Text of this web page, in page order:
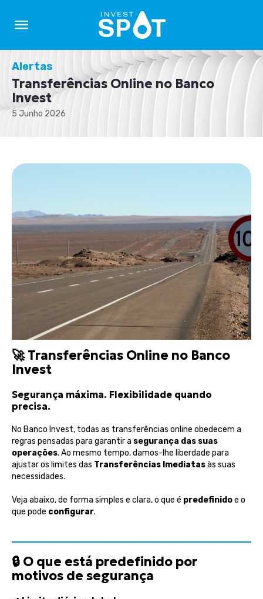
Alertas
Transferências Online no Banco
Invest
5 Junho 2026
🚀Transferências Online no Banco
Invest
Segurança máxima. Flexibilidade quando
precisa.
No Banco Invest, todas as transferências online obedecem a
regras pensadas para garantir a segurança das suas
operações. Ao mesmo tempo, damos-lhe liberdade para
ajustar os limites das Transferências Imediatasàs suas
necessidades.
Veja abaixo, de forma simples e clara, o que é predefinidoe o
que pode configurar.
🔒 O que está predefinido por
motivos de segurança